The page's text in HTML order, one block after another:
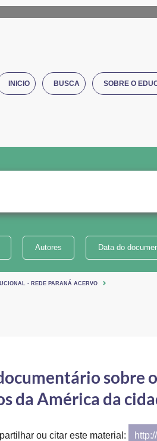
INICIO BUSCA SOBRE O
Autores Data do
- REDE PARANÁ ACERVO
sobre
da América da
ou citar este material: